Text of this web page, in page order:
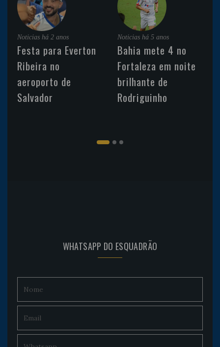
Noticias há 2 anos
Festa para Everton
Ribeira no
aeroporto de
Salvador
Noticias há 5 anos
Bahia mete 4 no
Fortaleza em noite
brilhante de
Rodriguinho
WHATSAPP DO ESQUADRÃO